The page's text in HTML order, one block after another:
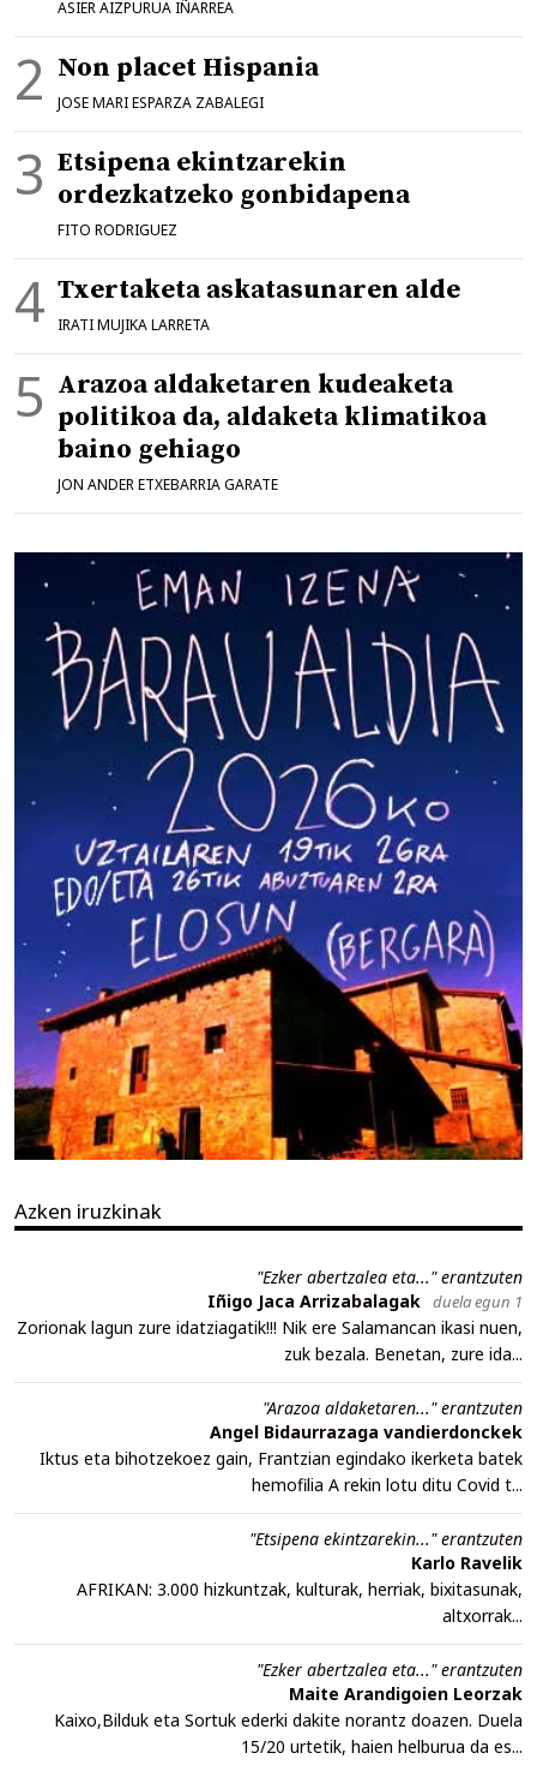
ASIER AIZPURUA IÑARREA
Non placet Hispania
JOSE MARI ESPARZA ZABALEGI
Etsipena ekintzarekin
ordezkatzeko gonbidapena
FITO RODRIGUEZ
Txertaketa askatasunaren alde
IRATI MUJIKA LARRETA
Arazoa aldaketaren kudeaketa
politikoa da, aldaketa klimatikoa
baino gehiago
JON ANDER ETXEBARRIA GARATE
Azken iruzkinak
"Ezker abertzalea eta..." erantzuten
Iñigo Jaca Arrizabalagak duela egun 1
Zorionak lagun zure idatziagatik!!! Nik ere Salamancan ikasi nuen,
zuk bezala. Benetan, zure ida...
"Arazoa aldaketaren..." erantzuten
Angel Bidaurrazaga vandierdonckek
Iktus eta bihotzekoez gain, Frantzian egindako ikerketa batek
hemofilia A rekin lotu ditu Covid t...
"Etsipena ekintzarekin..." erantzuten
Karlo Ravelik
AFRIKAN: 3.000 hizkuntzak, kulturak, herriak, bixitasunak,
altxorrak...
"Ezker abertzalea eta..." erantzuten
Maite Arandigoien Leorzak
Kaixo,Bilduk eta Sortuk ederki dakite norantz doazen. Duela
15/20 urtetik, haien helburua da es...